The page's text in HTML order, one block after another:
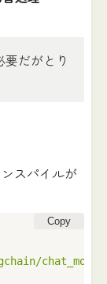
だがとり
スパイルが
Copy